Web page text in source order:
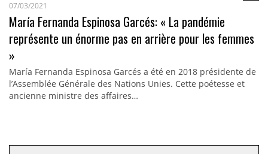
07/03/2021
María Fernanda Espinosa Garcés: « La pandémie
représente un énorme pas en arrière pour les femmes
»
María Fernanda Espinosa Garcés a été en 2018 présidente de
l’Assemblée Générale des Nations Unies. Cette poétesse et
ancienne ministre des affaires…